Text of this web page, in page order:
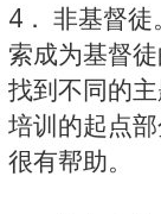
4． 非基督
索成为基督
找到不同的
培训的起点
很有帮助。